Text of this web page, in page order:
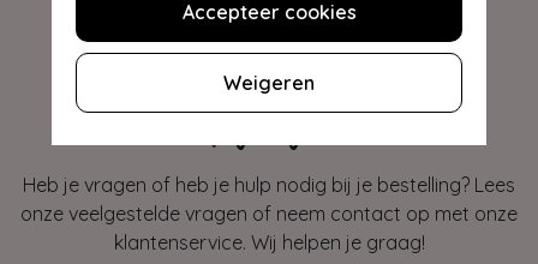
Accepteer cookies
Weigeren
Hey gorgeous
Heb je vragen of heb je hulp nodig bij je bestelling? Lees
onze veelgestelde vragen of neem contact op met onze
klantenservice. Wij helpen je graag!